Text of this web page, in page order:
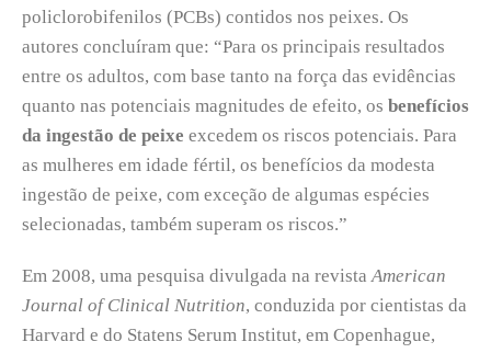
policlorobifenilos (PCBs) contidos nos peixes. Os
autores concluíram que: “Para os principais resultados
entre os adultos, com base tanto na força das evidências
quanto nas potenciais magnitudes de efeito, os benefícios
da ingestão de peixe excedem os riscos potenciais. Para
as mulheres em idade fértil, os benefícios da modesta
ingestão de peixe, com exceção de algumas espécies
selecionadas, também superam os riscos.”
Em 2008, uma pesquisa divulgada na revistaAmerican
Journal of Clinical Nutrition, conduzida por cientistas da
Harvard e do Statens Serum Institut, em Copenhague,